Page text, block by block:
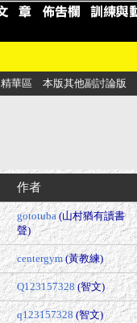
精華區 本版其他副討論版
作者
gototuba (山村猶有讀書
聲)
centergym (黃教練)
Q123157328 (智文)
q123157328 (智文)